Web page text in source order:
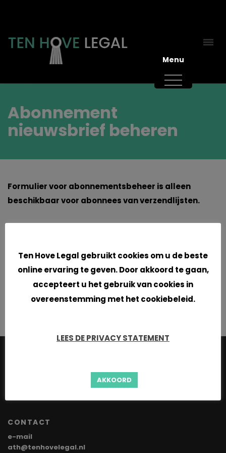
Abonnement
nieuwsbrief beheren
Formulier voor abonnementsbeheer is alleen
beschikbaar voor abonnees van verzendlijsten.
CONTACT
e-mail
ath@tenhovelegal.nl
Ten Hove Legal gebruikt cookies om u de beste
online ervaring te geven. Door akkoord te gaan,
accepteert u het gebruik van cookies in
overeenstemming met het cookiebeleid.
LEES DE PRIVACY STATEMENT
AKKOORD
Menu